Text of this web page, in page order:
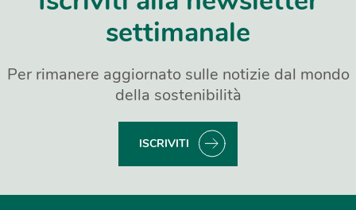
settimanale
Per rimanere aggiornato sulle notizie dal mondo
della sostenibilità
ISCRIVITI